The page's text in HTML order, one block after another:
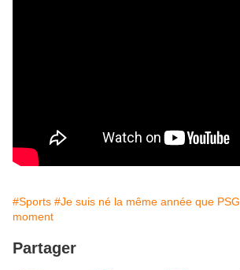
#Sports #Je suis né la même année que PSG
moment
Partager